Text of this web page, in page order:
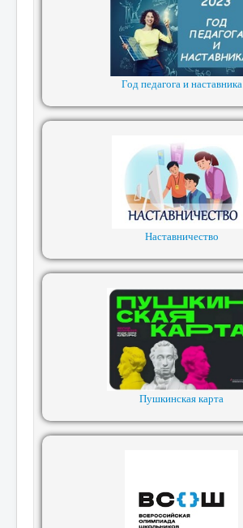
Год педагога и наставника
Наставничество
Пушкинская карта